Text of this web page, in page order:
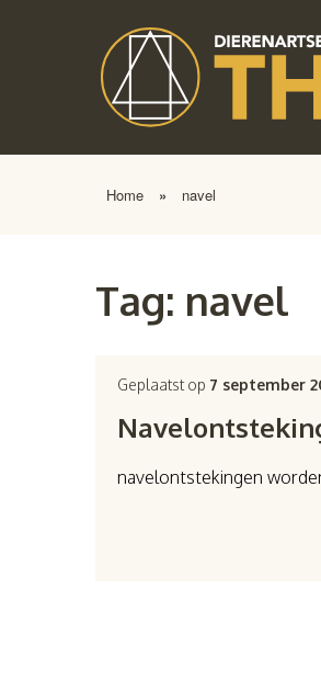
Home » navel
Tag: navel
Geplaatst op 7 september
navelontstekingen